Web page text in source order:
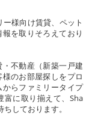
様向け賃貸、ペット
を取りそろえており
不動産（新築一戸建
のお部屋探しをプロ
らファミリータイプ
富に取り揃えて、Sha
しております。